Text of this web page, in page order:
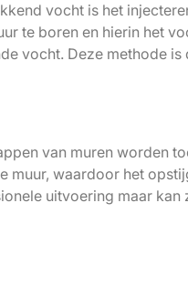
vocht is het
te boren en hierin het
vocht. Deze methode is
van muren worden
muur, waardoor het
uitvoering maar